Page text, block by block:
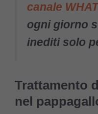
canale
ogni giorno
inediti solo
Trattamento
nel